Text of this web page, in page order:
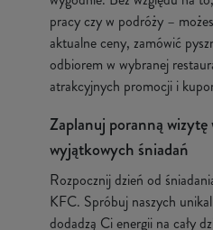
pracy czy w podróży –
aktualne ceny, zamówić
odbiorem w wybranej
atrakcyjnych promocji i
Zaplanuj poranną
wyjątkowych śniadań
Rozpocznij dzień od
KFC. Spróbuj naszych
dodadzą Ci energii na cały